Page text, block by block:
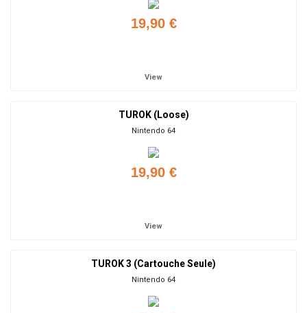
19,90 €
View
TUROK (Loose)
Nintendo 64
19,90 €
View
TUROK 3 (Cartouche Seule)
Nintendo 64